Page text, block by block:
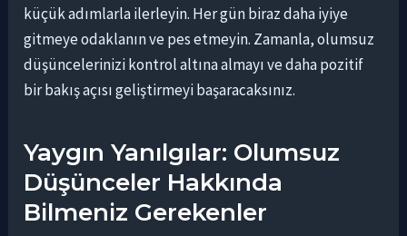
küçük adımlarla ilerleyin. Her gün biraz daha iyiye
gitmeye odaklanın ve pes etmeyin. Zamanla, olumsuz
düşüncelerinizi kontrol altına almayı ve daha pozitif
bir bakış açısı geliştirmeyi başaracaksınız.
Yaygın Yanılgılar: Olumsuz
Düşünceler Hakkında
Bilmeniz Gerekenler